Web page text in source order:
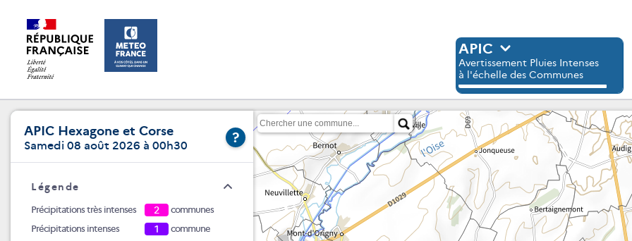
APIC
Avertissement Pluies Intenses
à l'échelle des Communes
APIC Hexagone et Corse
Samedi 08 août 2026 à 00h30 ?
Légende
Précipitations très intenses 2
communes
Précipitations intenses
1
commune